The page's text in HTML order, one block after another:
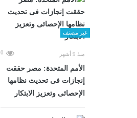
غير مصنف
منذ 9 أشهر 0
الأمم المتحدة: مصر حققت
إنجازات فى تحديث نظامها
الإحصائى وتعزيز الابتكار